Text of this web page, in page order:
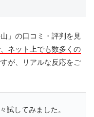
」の口コミ・評判を見
ネット上でも数多くの
が、リアルな反応をご
試してみました。